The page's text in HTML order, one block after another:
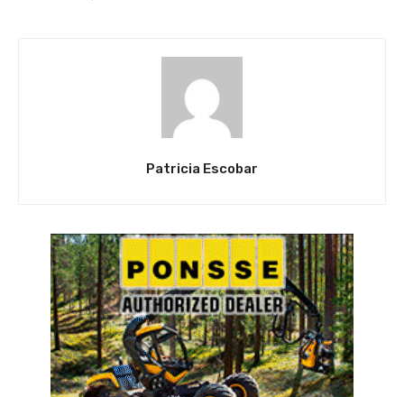
Patricia Escobar